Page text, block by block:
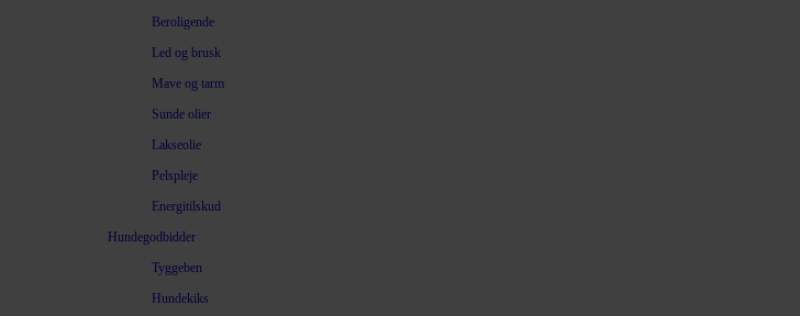
Beroligende
Led og brusk
Mave og tarm
Sunde olier
Lakseolie
Pelspleje
Energitilskud
Hundegodbidder
Tyggeben
Hundekiks